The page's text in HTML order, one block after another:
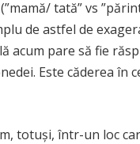
tată” vs
de astfel de
acum pare să fie
Este căderea în
totuși, într-un loc